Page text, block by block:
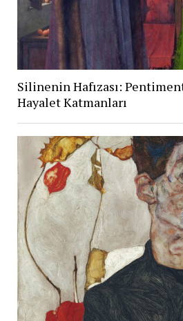
Silinenin Hafızası:
Hayalet Katmanları